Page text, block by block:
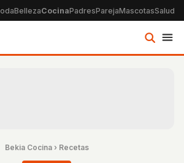
BellezaCocinaPadresParejaMascotasSalud
Bekia Cocina› Recetas